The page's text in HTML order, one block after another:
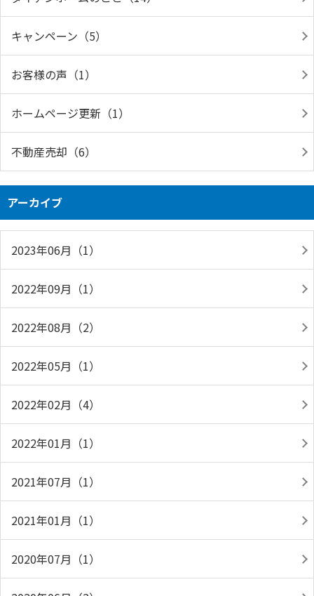
キャンペーン（5）
お客様の声（1）
ホームページ更新（1）
不動産売却（6）
アーカイブ
2023年06月（1）
2022年09月（1）
2022年08月（2）
2022年05月（1）
2022年02月（4）
2022年01月（1）
2021年07月（1）
2021年01月（1）
2020年07月（1）